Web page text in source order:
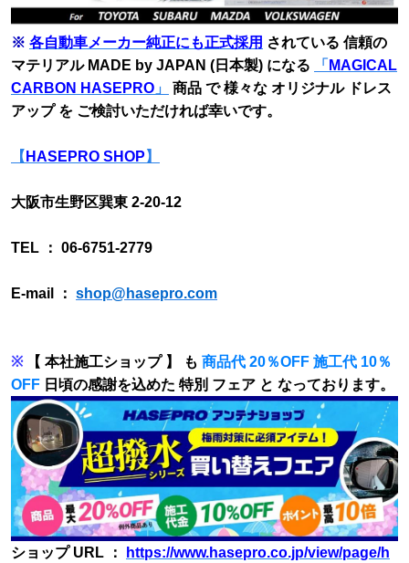
※ 各自動車メーカー純正にも正式採用 されている 信頼の
マテリアル MADE by JAPAN (日本製) になる
「 MAGICAL
CARBON HASEPRO 」
商品 で 様々な オリジナル ドレス
アップ を ご検討いただければ幸いです。
【 HASEPRO SHOP 】
大阪市生野区巽東 2-20-12
TEL ： 06-6751-2779
E-mail ： shop@hasepro.com
※【 本社施工ショップ 】 も 商品代 20％OFF 施工代 10％
OFF 日頃の感謝を込めた 特別 フェア と なっております。
ショップ URL ：
https://www.hasepro.co.jp/view/page/h